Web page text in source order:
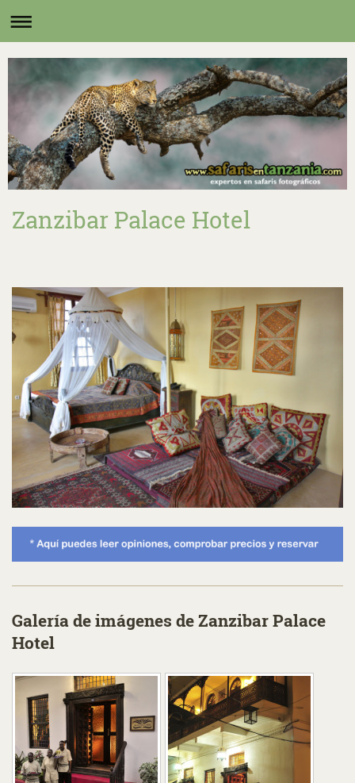
Zanzibar Palace Hotel
Galería de imágenes de Zanzibar Palace
Hotel